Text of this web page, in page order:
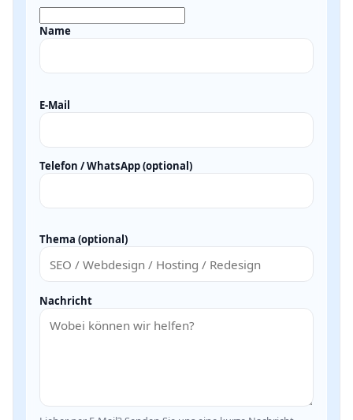
Name
E-Mail
Telefon / WhatsApp (optional)
Thema (optional)
Nachricht